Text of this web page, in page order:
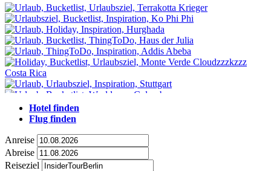
Hotel finden
Flug finden
Anreise
Abreise
Reiseziel